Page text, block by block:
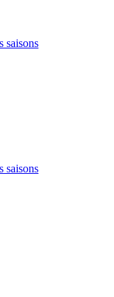
saisons
saisons